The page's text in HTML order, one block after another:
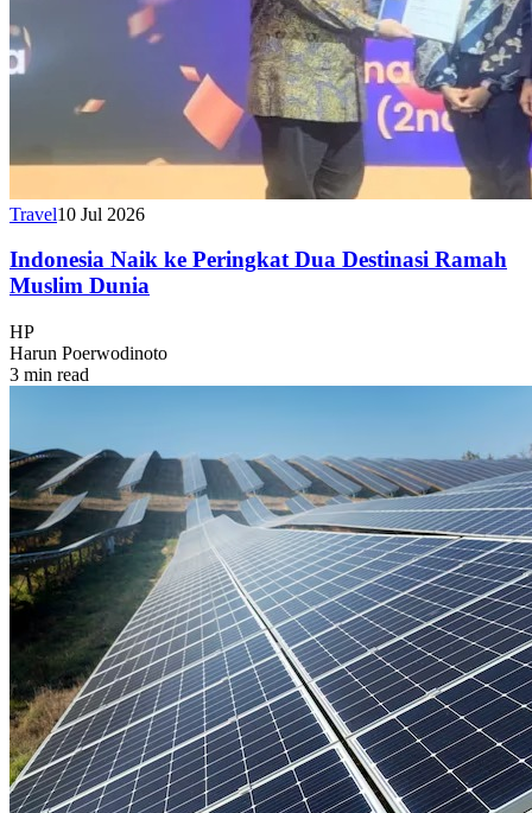
Travel10 Jul 2026
Indonesia Naik ke Peringkat Dua Destinasi Ramah
Muslim Dunia
HP
Harun Poerwodinoto
3 min read